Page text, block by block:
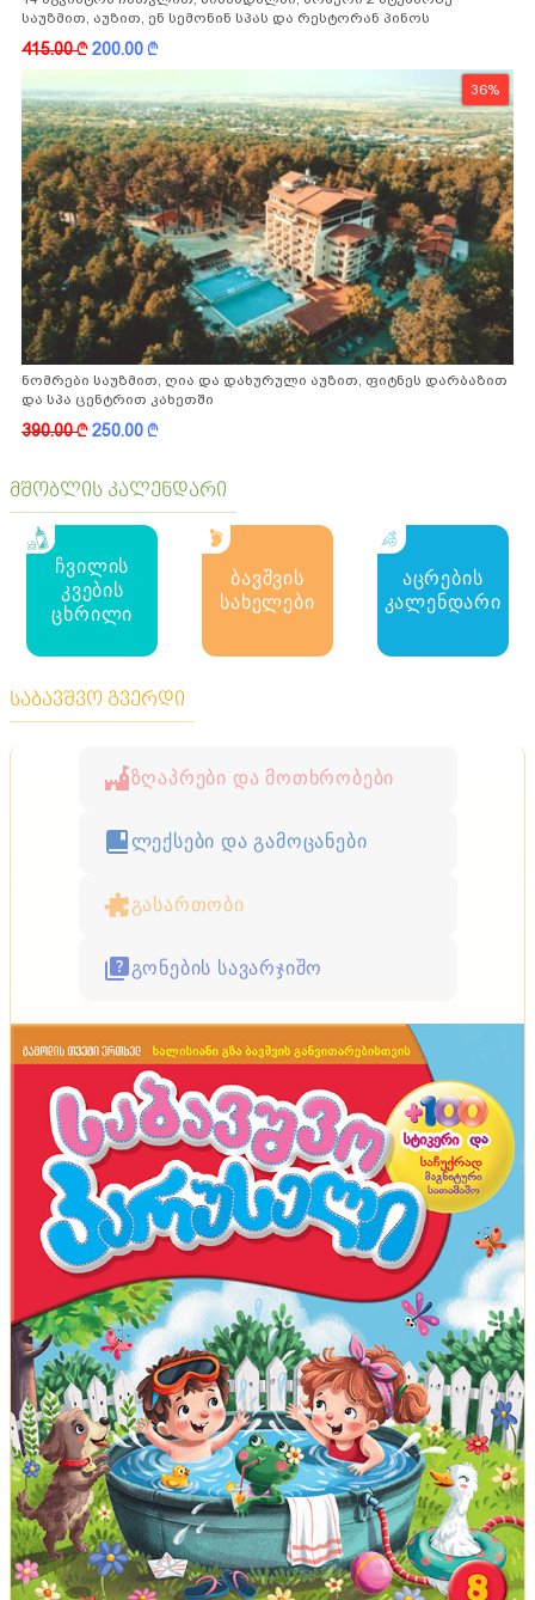
საუზმით, აუზით, ენ სემონინ სპას და რესტორან პინოს
ფასდაკლებით
415.00k200.00k
36%
ნომრები საუზმით, ღია და დახურული აუზით, ფიტნეს დარბაზით
და სპა ცენტრით კახეთში
390.00k250.00k
მშობლის კალენდარი
ჩვილის
კვების
ცხრილი
ბავშვის
სახელები
აცრების
კალენდარი
საბავშვო გვერდი
ზღაპრები და მოთხრობები
ლექსები და გამოცანები
გასართობი
გონების სავარჯიშო